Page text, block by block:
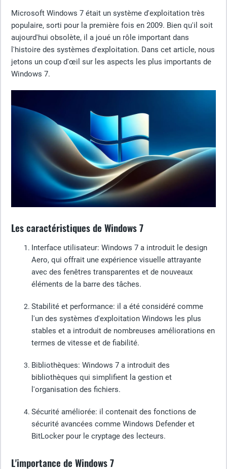
Microsoft Windows 7 était un système d'exploitation très
populaire, sorti pour la première fois en 2009. Bien qu'il soit
aujourd'hui obsolète, il a joué un rôle important dans
l'histoire des systèmes d'exploitation. Dans cet article, nous
jetons un coup d'œil sur les aspects les plus importants de
Windows 7.
Les caractéristiques de Windows 7
Interface utilisateur: Windows 7 a introduit le design
Aero, qui offrait une expérience visuelle attrayante
avec des fenêtres transparentes et de nouveaux
éléments de la barre des tâches.
Stabilité et performance: il a été considéré comme
l'un des systèmes d'exploitation Windows les plus
stables et a introduit de nombreuses améliorations en
termes de vitesse et de fiabilité.
Bibliothèques: Windows 7 a introduit des
bibliothèques qui simplifient la gestion et
l'organisation des fichiers.
Sécurité améliorée: il contenait des fonctions de
sécurité avancées comme Windows Defender et
BitLocker pour le cryptage des lecteurs.
L'importance de Windows 7